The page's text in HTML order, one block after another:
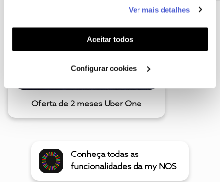
funcionalidades (cookies de personalização e
funcionalidade) e adaptar anúncios aos seus interesses
(cookies de publicidade personalizada). Pode gerir a
utilização dos cookies clicando em "Configurar
Ver mais detalhes
Aceitar todos
Configurar cookies
Oferta de 2 meses Uber One
Conheça todas as
funcionalidades da my NOS